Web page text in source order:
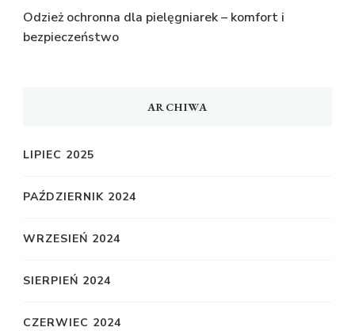
Odzież ochronna dla pielęgniarek – komfort i
bezpieczeństwo
ARCHIWA
LIPIEC 2025
PAŹDZIERNIK 2024
WRZESIEŃ 2024
SIERPIEŃ 2024
CZERWIEC 2024